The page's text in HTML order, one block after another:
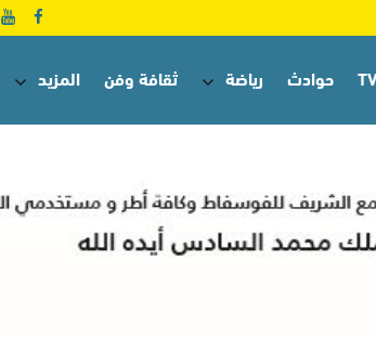
حوادث رياضة ثقافة وفن المزيد